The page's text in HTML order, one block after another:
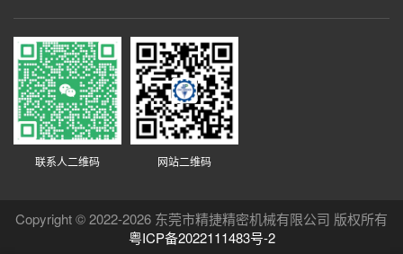
联系人二维码 网站二维码
Copyright © 2022-2026 东莞市精捷精密机械有限公司 版权所有
粤ICP备2022111483号-2